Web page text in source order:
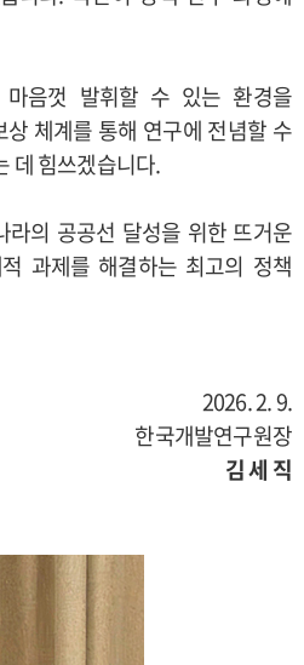
마음껏 발휘할 수 있는 환경을
체계를 통해 연구에 전념할 수
데 힘쓰겠습니다.
의 공공선 달성을 위한 뜨거운
과제를 해결하는 최고의 정책
2026. 2. 9.
한국개발연구원장
김 세 직